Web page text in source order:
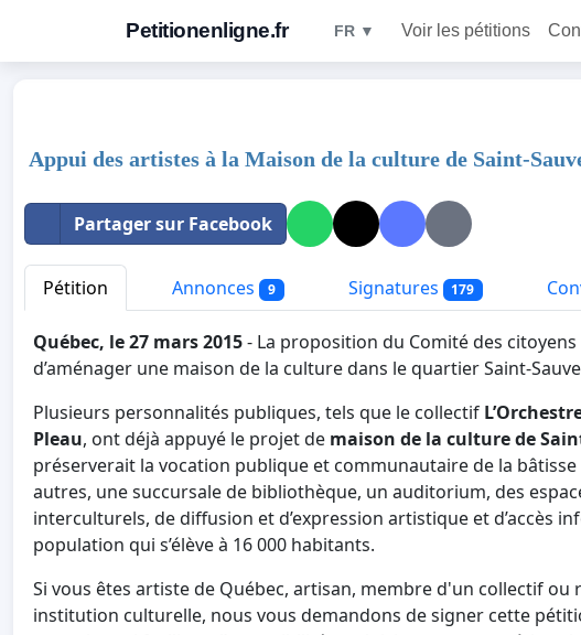
Petitionenligne.fr FR ▼ Voir les pétitions
Appui des artistes à la Maison de la culture de Saint-
Partager sur Facebook
Pétition Annonces 9 Signatures 179
Québec, le 27 mars 2015- La proposition du Comité des
d’aménager une maison de la culture dans le quartier Saint-
Plusieurs personnalités publiques, tels que le collectif
Pleau, ont déjà appuyé le projet de maison de la culture de
préserverait la vocation publique et communautaire de la
autres, une succursale de bibliothèque, un auditorium, des
interculturels, de diffusion et d’expression artistique et d’accès
population qui s’élève à 16 000 habitants.
Si vous êtes artiste de Québec, artisan, membre d'un collectif
institution culturelle, nous vous demandons de signer cette